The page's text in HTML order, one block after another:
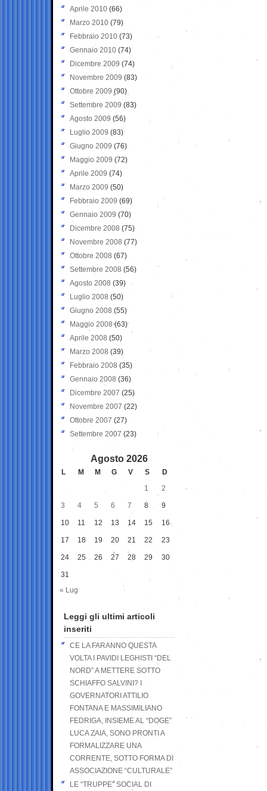
Aprile 2010 (66)
Marzo 2010 (79)
Febbraio 2010 (73)
Gennaio 2010 (74)
Dicembre 2009 (74)
Novembre 2009 (83)
Ottobre 2009 (90)
Settembre 2009 (83)
Agosto 2009 (56)
Luglio 2009 (83)
Giugno 2009 (76)
Maggio 2009 (72)
Aprile 2009 (74)
Marzo 2009 (50)
Febbraio 2009 (69)
Gennaio 2009 (70)
Dicembre 2008 (75)
Novembre 2008 (77)
Ottobre 2008 (67)
Settembre 2008 (56)
Agosto 2008 (39)
Luglio 2008 (50)
Giugno 2008 (55)
Maggio 2008(63)
Aprile 2008 (50)
Marzo 2008 (39)
Febbraio 2008 (35)
Gennaio 2008 (36)
Dicembre 2007 (25)
Novembre 2007 (22)
Ottobre 2007 (27)
Settembre 2007 (23)
Agosto 2026
L M M G V S
D
1
2
3 4 5 6 7 8 9
10 11 12 13 14 15 16
17 18 19 20 21 22 23
24 25 26 27 28 29 30
31
« Lug
Leggi gli ultimi articoli
inseriti
CE LA FARANNO QUESTA
VOLTA I PAVIDI LEGHISTI “DEL
NORD” A METTERE SOTTO
SCHIAFFO SALVINI? I
GOVERNATORI ATTILIO
FONTANA E MASSIMILIANO
FEDRIGA, INSIEME AL “DOGE”
LUCA ZAIA, SONO PRONTI A
FORMALIZZARE UNA
CORRENTE, SOTTO FORMA DI
ASSOCIAZIONE “CULTURALE”
LE “TRUPPE” SOCIAL DI